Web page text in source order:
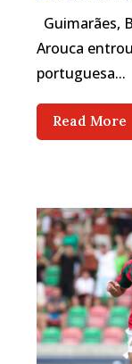
Guimarães,
Arouca
portuguesa...
Read More